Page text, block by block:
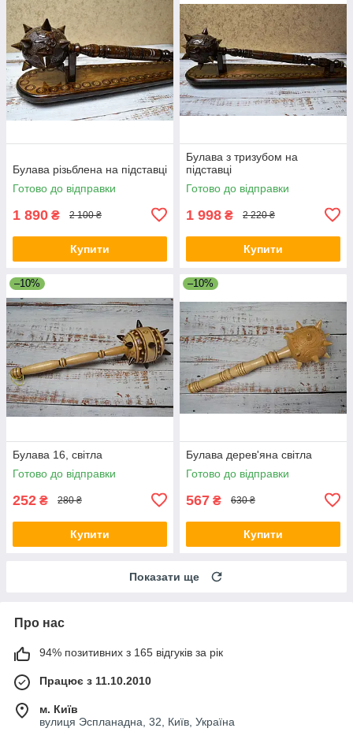
Булава різьблена на підставці
Готово до відправки
1 890 ₴ 2 100 ₴
Купити
Булава з тризубом на
підставці
Готово до відправки
1 998 ₴ 2 220 ₴
Купити
–10%
Булава 16, світла
Готово до відправки
252 ₴ 280 ₴
Купити
–10%
Булава дерев'яна світла
Готово до відправки
567 ₴ 630 ₴
Купити
Показати ще
Про нас
94% позитивних з 165 відгуків за рік
Працює з 11.10.2010
м. Київ
вулиця Эспланадна, 32, Київ, Україна